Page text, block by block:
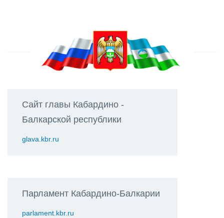
Сайт главы Кабардино -
Балкарской республики
glava.kbr.ru
Парламент Кабардино-Балкарии
parlament.kbr.ru